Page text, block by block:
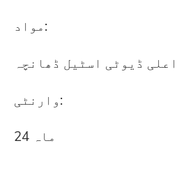
مواد:
اعلی ڈیوٹی اسٹیل ڈھانچہ
وارنٹی:
24 ماہ